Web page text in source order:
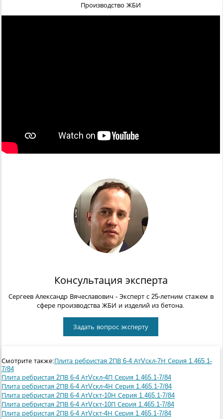
Производство ЖБИ
Консультация эксперта
Сергеев Александр Вячеславович - Эксперт с 25-летним стажем в
сфере производства ЖБИ и изделий из бетона.
Задать вопрос эксперту
Смотрите также:Плита ребристая 2ПВ 6-4 АтVскл-7Н Серия 1.465.1-
7/84
Плита ребристая 2ПВ 6-4 АтVскл-4П Серия 1.465.1-7/84
Плита ребристая 2ПВ 6-4 АтVскл-4Н Серия 1.465.1-7/84
Плита ребристая 2ПВ 6-4 АтVскт-10Н Серия 1.465.1-7/84
Плита ребристая 2ПВ 6-4 АтVскт-10П Серия 1.465.1-7/84
Плита ребристая 2ПВ 6-4 АтVскт-4Н Серия 1.465.1-7/84